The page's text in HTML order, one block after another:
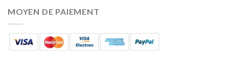
MOYEN DE PAIEMENT